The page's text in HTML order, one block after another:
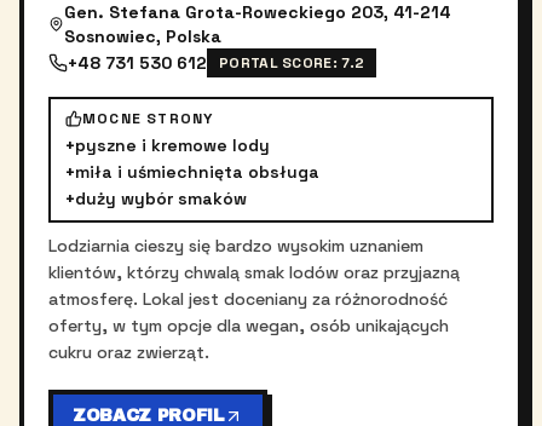
Gen. Stefana Grota-Roweckiego 203, 41-214
Sosnowiec, Polska
+48 731 530 612
PORTAL SCORE:7.2
MOCNE STRONY
+pyszne i kremowe lody
+miła i uśmiechnięta obsługa
+duży wybór smaków
Lodziarnia cieszy się bardzo wysokim uznaniem
klientów, którzy chwalą smak lodów oraz przyjazną
atmosferę. Lokal jest doceniany za różnorodność
oferty, w tym opcje dla wegan, osób unikających
cukru oraz zwierząt.
ZOBACZ PROFIL